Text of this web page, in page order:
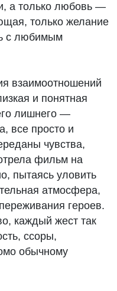
а только любовь —
только желание
с любимым
взаимоотношений
и понятная
лишнего —
все просто и
чувства,
фильм на
пытаясь уловить
атмосфера,
героев.
каждый жест так
ссоры,
обычному